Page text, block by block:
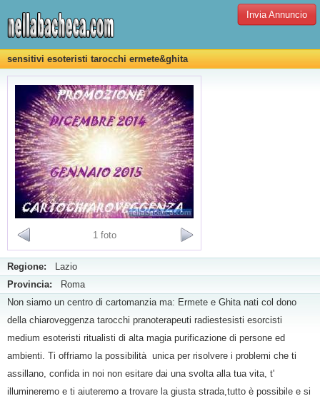
Invia Annuncio
sensitivi esoteristi tarocchi ermete&ghita
1 foto
Regione: Lazio
Provincia: Roma
Non siamo un centro di cartomanzia ma: Ermete e Ghita nati col dono
della chiaroveggenza tarocchi pranoterapeuti radiestesisti esorcisti
medium esoteristi ritualisti di alta magia purificazione di persone ed
ambienti. Ti offriamo la possibilità unica per risolvere i problemi che ti
assillano, confida in noi non esitare dai una svolta alla tua vita, t'
illumineremo e ti aiuteremo a trovare la giusta strada,tutto è possibile e si